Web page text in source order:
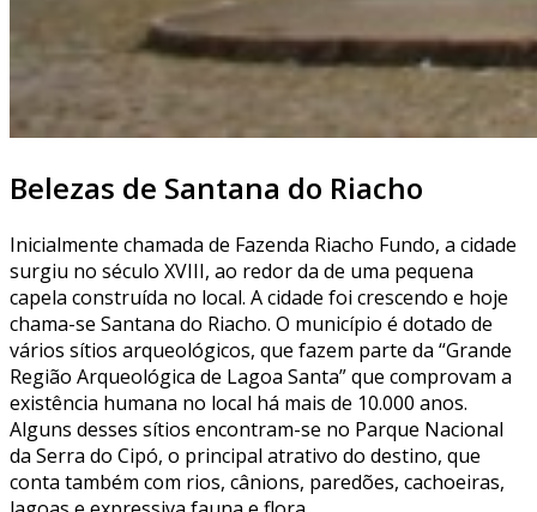
Belezas de Santana do Riacho
Inicialmente chamada de Fazenda Riacho Fundo, a cidade
surgiu no século XVIII, ao redor da de uma pequena
capela construída no local. A cidade foi crescendo e hoje
chama-se Santana do Riacho. O município é dotado de
vários sítios arqueológicos, que fazem parte da “Grande
Região Arqueológica de Lagoa Santa” que comprovam a
existência humana no local há mais de 10.000 anos.
Alguns desses sítios encontram-se no Parque Nacional
da Serra do Cipó, o principal atrativo do destino, que
conta também com rios, cânions, paredões, cachoeiras,